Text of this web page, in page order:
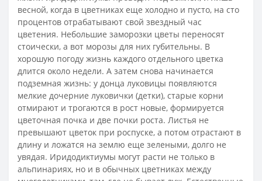
весной, когда в цветниках еще холодно и пусто, на сто
процентов отрабатывают свой звездный час
цветения. Небольшие заморозки цветы переносят
стоически, а вот морозы для них губительны. В
хорошую погоду жизнь каждого отдельного цветка
длится около недели. А затем снова начинается
подземная жизнь: у донца луковицы появляются
мелкие дочерние луковички (детки), старые корни
отмирают и трогаются в рост новые, формируется
цветочная почка и две почки роста. Листья не
превышают цветок при роспуске, а потом отрастают в
длину и ложатся на землю еще зелеными, долго не
увядая. Иридодиктиумы могут расти не только в
альпинариях, но и в обычных цветниках между